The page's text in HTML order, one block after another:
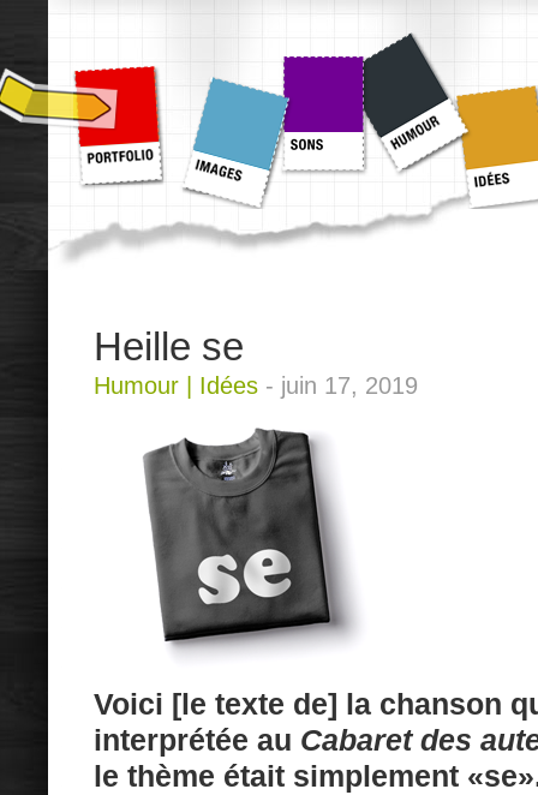
Heille se
Humour Idées - juin 17, 2019
Voici [le texte de] la chanson
interprétée au Cabaret des
le thème était simplement